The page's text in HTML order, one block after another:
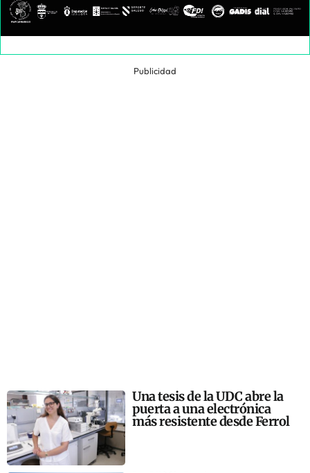
Publicidad
Una tesis de la UDC abre la
puerta a una electrónica
más resistente desde Ferrol